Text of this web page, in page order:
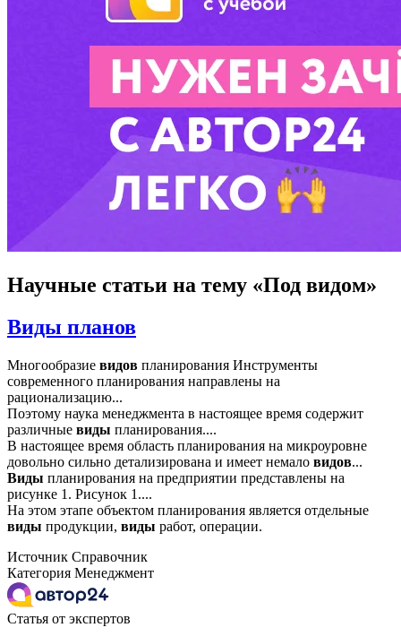
Научные статьи на тему «Под видом»
Виды планов
Многообразие видов планирования Инструменты
современного планирования направлены на
рационализацию...
Поэтому наука менеджмента в настоящее время содержит
различные виды планирования....
В настоящее время область планирования на микроуровне
довольно сильно детализирована и имеет немало видов...
Виды планирования на предприятии представлены на
рисунке 1. Рисунок 1....
На этом этапе объектом планирования является отдельные
виды продукции, виды работ, операции.
Источник Справочник
Категория Менеджмент
Статья от экспертов